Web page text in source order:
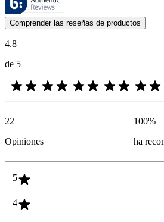
Las opiniones de los clientes en forma de
Comprender las reseñas de productos
4.8
de 5
22
Opiniones
100%
ha
5
4